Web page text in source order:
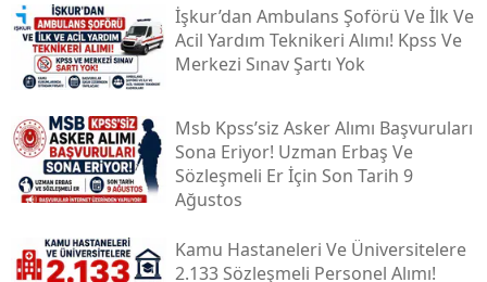
İşkur’dan Ambulans Şoförü Ve İlk Ve
Acil Yardım Teknikeri Alımı! Kpss Ve
Merkezi Sınav Şartı Yok
Msb Kpss’siz Asker Alımı Başvuruları
Sona Eriyor! Uzman Erbaş Ve
Sözleşmeli Er İçin Son Tarih 9
Ağustos
Kamu Hastaneleri Ve Üniversitelere
2.133 Sözleşmeli Personel Alımı!